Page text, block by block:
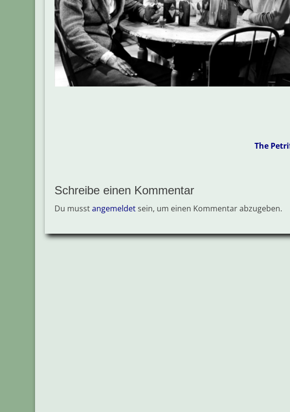
Vorheriger
The
Schreibe einen Kommentar
Du musstangemeldet sein, um einen Kommentar abzugeben.